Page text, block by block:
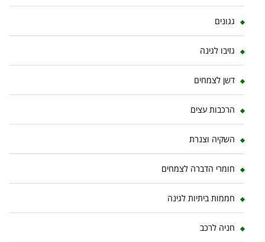
גגונים
גזיבו לגינה
דשן לצמחים
הרכבות עצים
השקיה וצנרת
חומרי הדברה לצמחים
חממות ביתיות לגינה
חניה לרכב